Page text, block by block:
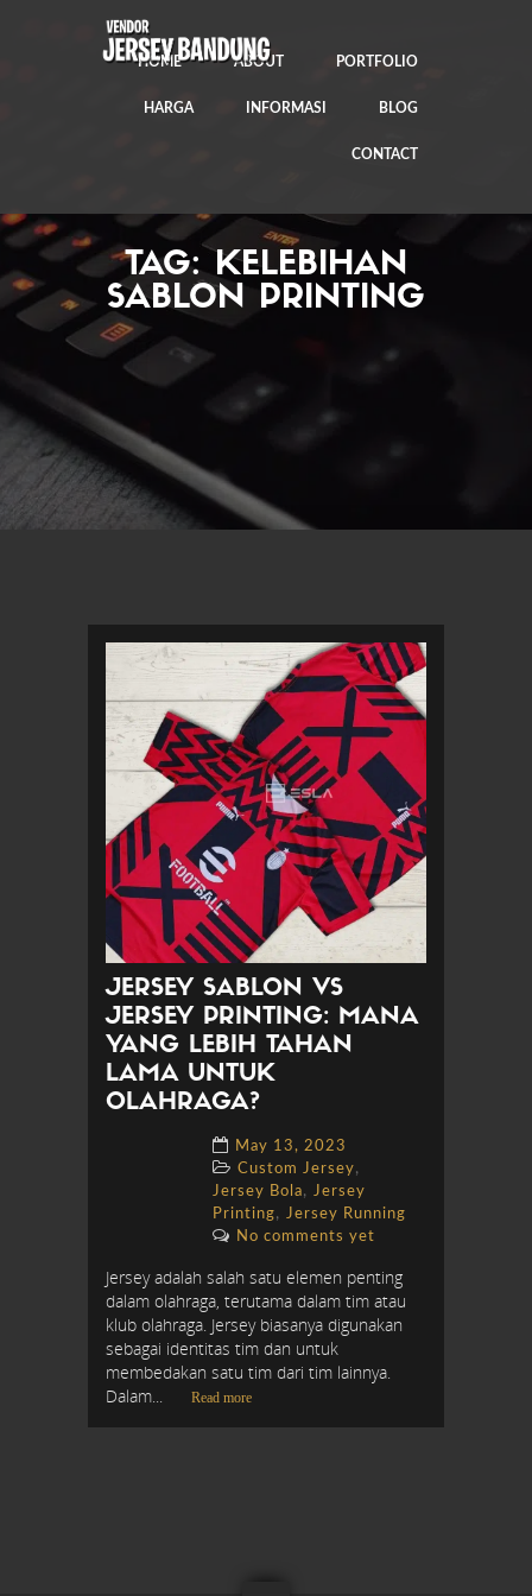
HOME ABOUT PORTFOLIO
HARGA INFORMASI BLOG
CONTACT
TAG: KELEBIHAN
SABLON PRINTING
JERSEY SABLON VS
JERSEY PRINTING: MANA
YANG LEBIH TAHAN
LAMA UNTUK
OLAHRAGA?
May 13, 2023
Custom Jersey,
Jersey Bola, Jersey
Printing, Jersey Running
No comments yet
Jersey adalah salah satu elemen penting
dalam olahraga, terutama dalam tim atau
klub olahraga. Jersey biasanya digunakan
sebagai identitas tim dan untuk
membedakan satu tim dari tim lainnya.
Dalam...
Read more